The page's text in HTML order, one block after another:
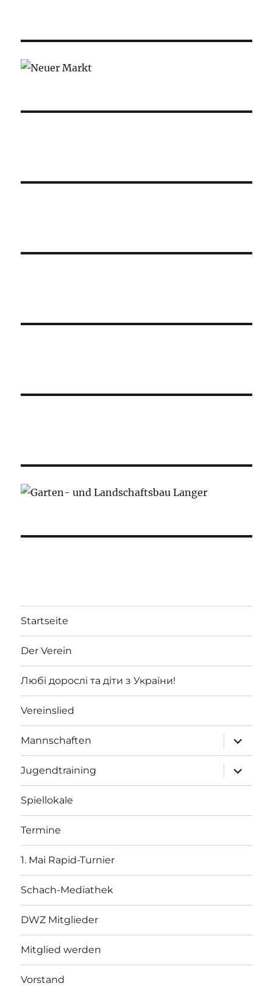
Startseite
Der Verein
Любі дорослі та діти з України!
Vereinslied
Mannschaften
öffnen
Jugendtraining
öffnen
Spiellokale
Termine
1. Mai Rapid-Turnier
Schach-Mediathek
DWZ Mitglieder
Mitglied werden
Vorstand